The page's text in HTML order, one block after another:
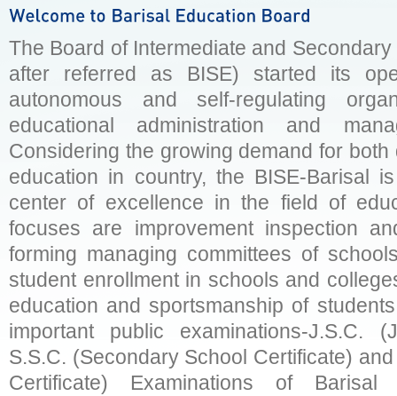
The Board of Intermediate and
after referred as BISE) started its
autonomous and self-regulating
educational administration and
Considering the growing demand for
education in country, the BISE-Barisal
center of excellence in the field of
focuses are improvement inspection
forming managing committees of
student enrollment in schools and
education and sportsmanship of
important public examinations-J.S.C.
S.S.C. (Secondary School Certificate)
Certificate) Examinations of